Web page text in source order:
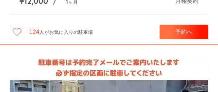
/ 1ヶ月
124人がお気に入りの駐車場 予約へ